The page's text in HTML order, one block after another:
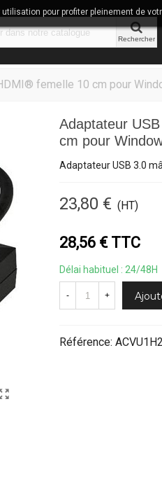
Rechercher
pour profiter pleinement de
femelle 10 cm pour
Adaptateur
cm pour
Adaptateur USB 3.0
23,80 € (HT)
28,56 € TTC
Délai habituel : 24/48H
- +
Référence: ACVU1H2